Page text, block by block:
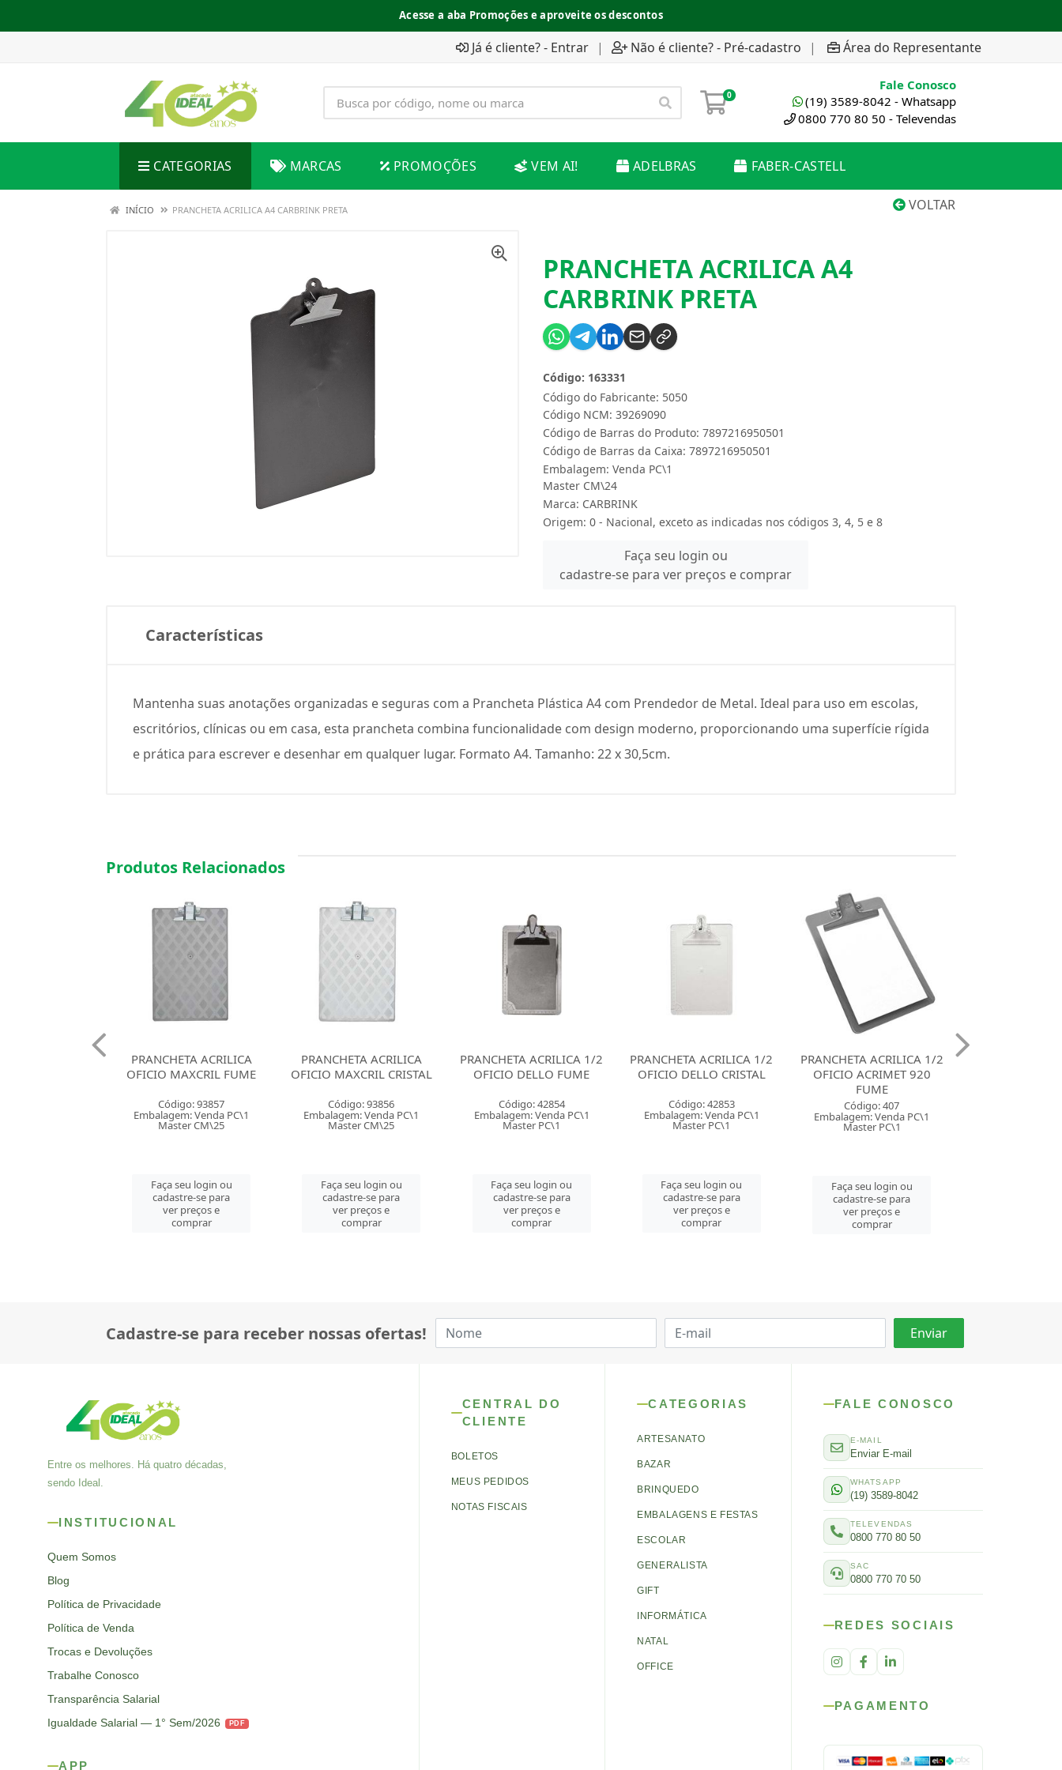
Acesse a aba Promoções e aproveite os descontos
Já é cliente? - Entrar | Não é cliente? - Pré-cadastro | Área do Representante
0
Fale Conosco
(19) 3589-8042 - Whatsapp
0800 770 80 50 - Televendas
CATEGORIAS MARCAS PROMOÇÕES VEM AI! ADELBRAS FABER-CASTELL
VOLTAR
INÍCIO PRANCHETA ACRILICA A4 CARBRINK PRETA
PRANCHETA ACRILICA A4
CARBRINK PRETA
Código do Fabricante: 5050
Código: 163331
Código NCM: 39269090
Código de Barras do Produto: 7897216950501
Código de Barras da Caixa: 7897216950501
Embalagem: Venda PC\1
Master CM\24
Marca: CARBRINK
Origem: 0 - Nacional, exceto as indicadas nos códigos 3, 4, 5 e 8
Faça seu login ou
cadastre-se para ver preços e comprar
Características
Mantenha suas anotações organizadas e seguras com a Prancheta Plástica A4 com Prendedor de Metal. Ideal para uso em escolas,
escritórios, clínicas ou em casa, esta prancheta combina funcionalidade com design moderno, proporcionando uma superfície rígida
e prática para escrever e desenhar em qualquer lugar. Formato A4. Tamanho: 22 x 30,5cm.
Produtos Relacionados
PRANCHETA ACRILICA
OFICIO MAXCRIL CRISTAL
Código: 93856
Embalagem: Venda PC\1
Master CM\25
Faça seu login ou
cadastre-se para
ver preços e
comprar
PRANCHETA ACRILICA 1/2
OFICIO DELLO FUME
Código: 42854
Embalagem: Venda PC\1
Master PC\1
Faça seu login ou
cadastre-se para
ver preços e
comprar
PRANCHETA ACRILICA 1/2
OFICIO DELLO CRISTAL
Código: 42853
Embalagem: Venda PC\1
Master PC\1
Faça seu login ou
cadastre-se para
ver preços e
comprar
PRANCHETA ACRILICA 1/2
OFICIO ACRIMET 920
Código: 407
Embalagem: Venda PC\1
Master PC\1
Faça seu login ou
cadastre-se para
ver preços e
comprar
PRANCHETA ACRILICA
OFICIO ACRIMET 930
FUME
Código: 250
Embalagem: Venda PC\1
Master CM\12
Faça seu login ou
cadastre-se para
ver preços e
comprar
Cadastre-se para receber nossas ofertas!
Entre os melhores. Há quatro décadas,
sendo Ideal.
INSTITUCIONAL
Quem Somos
Blog
Política de Privacidade
Política de Venda
Trocas e Devoluções
Trabalhe Conosco
Transparência Salarial
Igualdade Salarial — 1° Sem/2026
PDF
APP
CENTRAL DO
CLIENTE
BOLETOS
MEUS PEDIDOS
NOTAS FISCAIS
CATEGORIAS
ARTESANATO
BAZAR
BRINQUEDO
EMBALAGENS E FESTAS
ESCOLAR
GENERALISTA
GIFT
INFORMÁTICA
NATAL
OFFICE
FALE CONOSCO
E-MAIL
Enviar E-mail
WHATSAPP
(19) 3589-8042
TELEVENDAS
0800 770 80 50
SAC
0800 770 70 50
REDES SOCIAIS
PAGAMENTO